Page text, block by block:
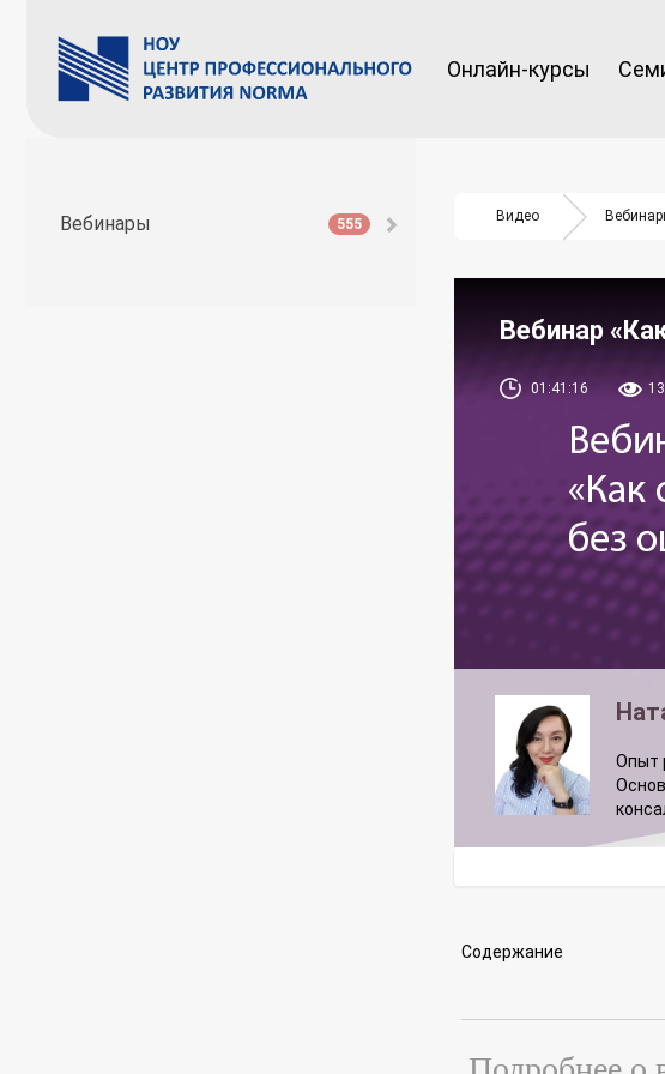
Онлайн-курсы
Вебинары 555 Видео
Вебинар
01:41:16
Опыт
Содержание